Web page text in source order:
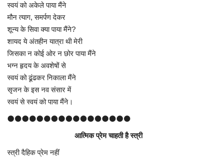
स्वयं को अकेले पाया मैंने
मौन त्याग, समर्पण देकर
शून्य के सिवा क्या पाया मैंने?
शायद ये अंतहीन यात्रा थी मेरी
जिसका न कोई ओर न छोर पाया मैंने
भग्न हृदय के अवशेषों से
स्वयं को ढूंढकर निकाला मैंने
सृजन के इस नव संसार में
स्वयं से स्वयं को पाया मैंने।
⚫⚫⚫⚫⚫⚫⚫⚫⚫⚫⚫⚫⚫⚫⚫⚫⚫
आत्मिक प्रेम चाहती है स्त्री
स्त्री दैहिक प्रेम नहीं